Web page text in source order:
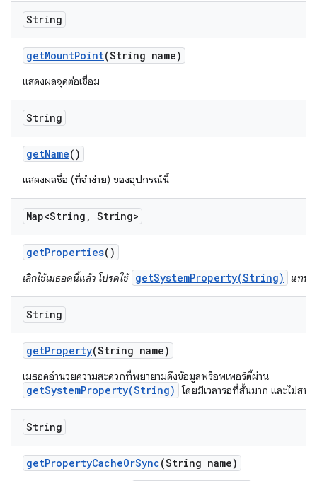
String
getMountPoint(String name)
แสดงผลจุดต่อเชื่อม
String
getName()
แสดงผลชื่อ (ที่จำง่าย) ของอุปกรณ์นี้
Map<String , String>
getProperties()
เลิกใช้เมธอดนี้แล้ว โปรดใช้ getSystemProperty(String) แทน
String
getProperty(String name)
เมธอดอำนวยความสะดวกที่พยายามดึงข้อมูลพร็อพเพอร์ตี้ผ่าน
getSystemProperty(String) โดยมีเวลารอที่สั้นมาก และไม่สนใ
String
getPropertyCacheOrSync(String name)